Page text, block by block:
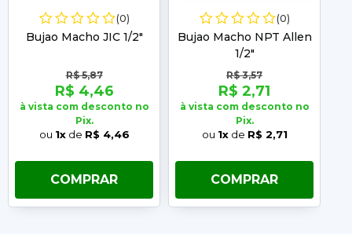
(0)
Bujao Macho JIC 1/2"
R$ 5,87
R$ 4,46
à vista com desconto no
Pix.
ou 1xde R$ 4,46
COMPRAR
(0)
Bujao Macho NPT Allen
1/2"
R$ 3,57
R$ 2,71
à vista com desconto no
Pix.
ou 1xde R$ 2,71
COMPRAR